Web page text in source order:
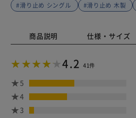
#滑り止め シングル
#滑り止め 木製
商品説明 仕様・サイズ
4.2 41件
5
4
3